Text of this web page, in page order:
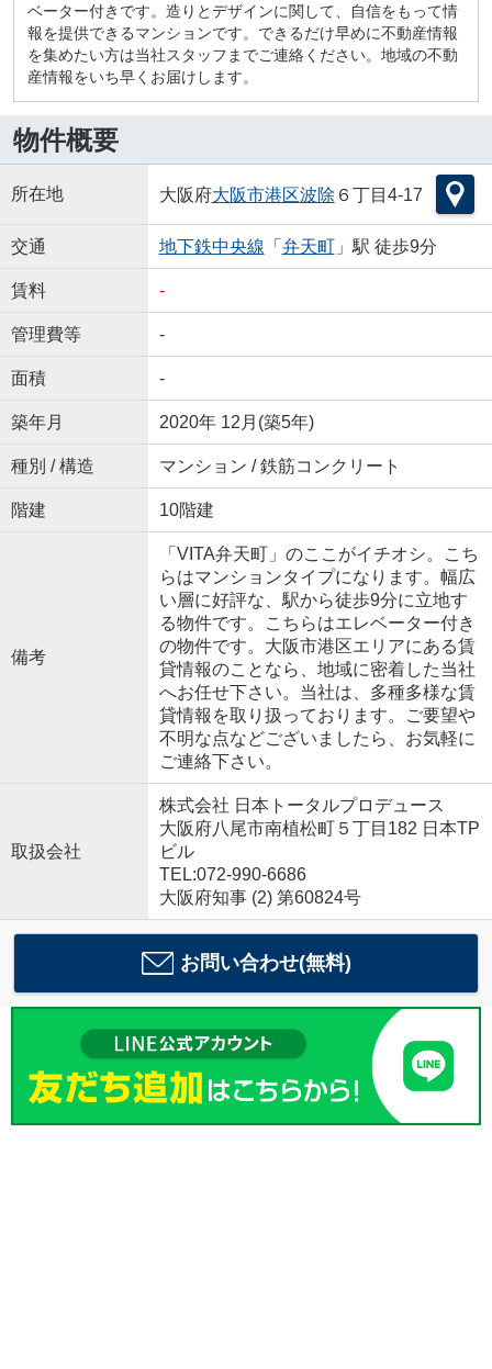
ベーター付きです。造りとデザインに関して、自信をもって情
報を提供できるマンションです。できるだけ早めに不動産情報
を集めたい方は当社スタッフまでご連絡ください。地域の不動
産情報をいち早くお届けします。
物件概要
所在地 大阪府大阪市港区波除 ６丁目4-17
交通 地下鉄中央線 「 弁天町」駅 徒歩9分
賃料 -
管理費等 -
面積 -
築年月 2020年 12月(築5年)
種別 / 構造 マンション / 鉄筋コンクリート
階建 10階建
備考
「VITA弁天町」のここがイチオシ。こち
らはマンションタイプになります。幅広
い層に好評な、駅から徒歩9分に立地す
る物件です。こちらはエレベーター付き
の物件です。大阪市港区エリアにある賃
貸情報のことなら、地域に密着した当社
へお任せ下さい。当社は、多種多様な賃
貸情報を取り扱っております。ご要望や
不明な点などございましたら、お気軽に
ご連絡下さい。
取扱会社
株式会社 日本トータルプロデュース
大阪府八尾市南植松町５丁目182 日本TP
ビル
TEL:072-990-6686
大阪府知事 (2) 第60824号
お問い合わせ(無料)